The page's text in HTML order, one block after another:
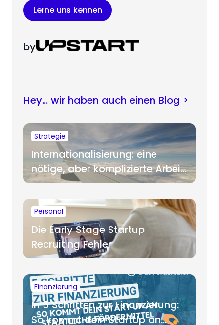
Lerne uns kennen
by
Hey… wir haben auch einen Blog >
Strategie
Internationalisierung: eine
nötige, aber komplizierte Arbeit
für Startups
Personal
Die Early Stage Startup
Recruiting Fehler
Finanzierung
In 5 Schritten zur Finanzierung:
So kommt dein StartUp an